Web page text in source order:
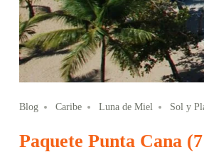
Blog Caribe Luna de Miel Sol y
Paquete Punta Cana